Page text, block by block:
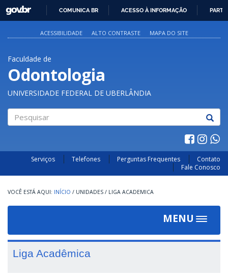
PARA
O
GOVBR
COMUNICA BR ACESSO À INFORMAÇÃO
ACESSIBILIDADE ALTO CONTRASTE MAPA DO SITE
Faculdade de
Odontologia
UNIVERSIDADE FEDERAL DE UBERLÂNDIA
Serviços Telefones Perguntas Frequentes
Contato
Fale Conosco
INÍCIO / UNIDADES / LIGA ACADEMICA
MENU
Toggle
Liga Acadêmica